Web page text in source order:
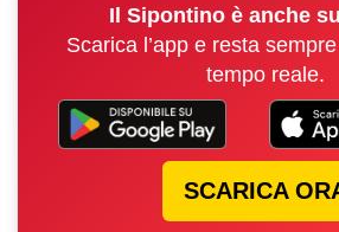
Il Sipontino è anche
Scarica l’app e resta
tempo reale.
SCARICA